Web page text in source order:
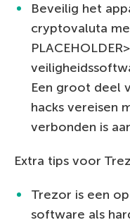
Beveilig het
cryptovaluta
Een groot deel
hacks vereisen
verbonden is
Extra tips voor
Trezor is een
software als